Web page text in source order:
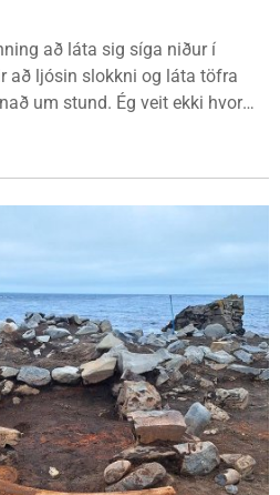
að láta sig síga niður í
að ljósin slokkni og láta töfra
um stund. Ég veit ekki hvor
fimmtuga amman eða rétt að
vega varð hvorug okkar fyrir
lifðum við okkur inn í heim